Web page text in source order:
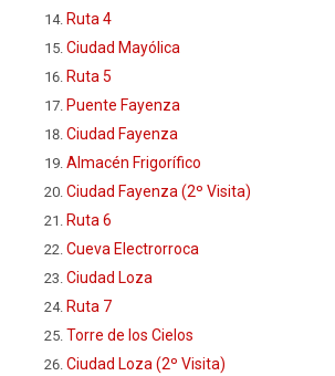
Ruta 4
Ciudad Mayólica
Ruta 5
Puente Fayenza
Ciudad Fayenza
Almacén Frigorífico
Ciudad Fayenza (2º Visita)
Ruta 6
Cueva Electrorroca
Ciudad Loza
Ruta 7
Torre de los Cielos
Ciudad Loza (2º Visita)